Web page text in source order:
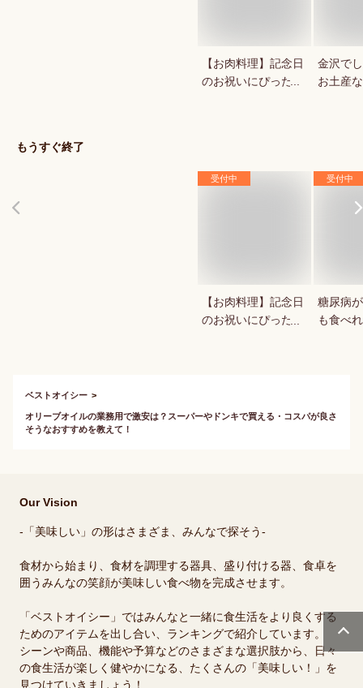
【お肉料理】記念日
のお祝いにぴったり
金沢で
お土産
もうすぐ終了
受付中
【お肉料理】記念日
のお祝いにぴったり
受付中
糖尿病
も食べ
ベストオイシー
オリーブオイルの業務用で激安は？スーパーやドンキで買える・コスパが良さ
そうなおすすめを教えて！
Our Vision
-「美味しい」の形はさまざま、みんなで探そう-
食材から始まり、食材を調理する器具、盛り付ける器、食卓を
囲うみんなの笑顔が美味しい食べ物を完成させます。
「ベストオイシー」ではみんなと一緒に食生活をより良くする
ためのアイテムを出し合い、ランキングで紹介しています。
シーンや商品、機能や予算などのさまざまな選択肢から、日々
の食生活が楽しく健やかになる、たくさんの「美味しい！」を
見つけていきましょう！